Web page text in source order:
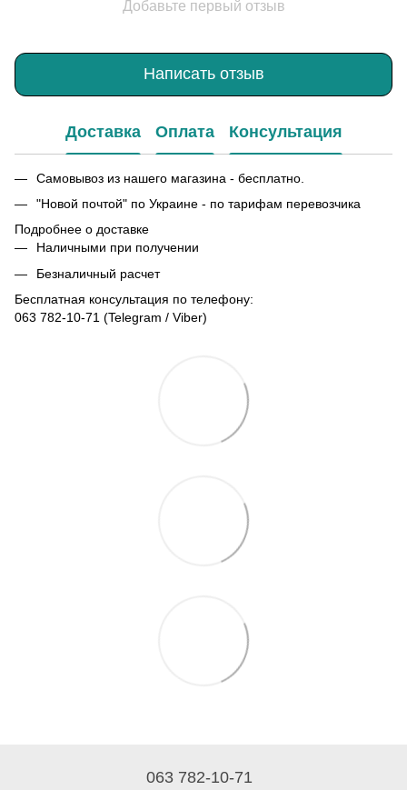
Добавьте первый отзыв
Написать отзыв
Доставка Оплата Консультация
Самовывоз из нашего магазина - бесплатно.
"Новой почтой" по Украине - по тарифам перевозчика
Подробнее о доставке
Наличными при получении
Безналичный расчет
Бесплатная консультация по телефону:
063 782-10-71 (Telegram / Viber)
063 782-10-71